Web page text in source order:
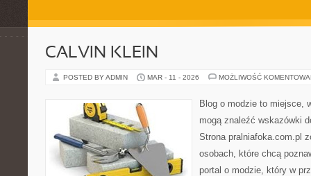
CALVIN KLEIN
POSTED BY ADMIN MAR - 11 - 2026 MOŻLIWOŚĆ
Blog o modzie to miejsce,
mogą znaleźć wskazówki
Strona pralniafoka.com.pl
osobach, które chcą
portal o modzie, który w